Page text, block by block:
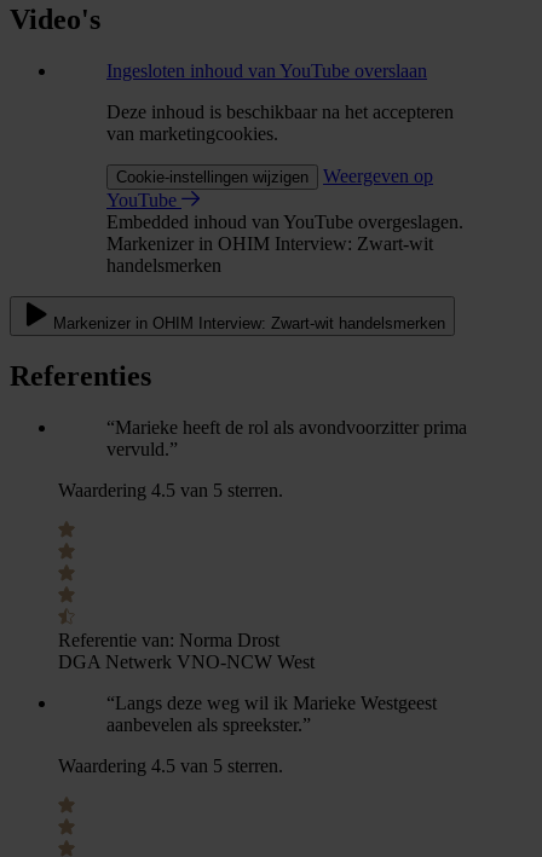
Video's
Ingesloten inhoud van YouTube overslaan
Deze inhoud is beschikbaar na het accepteren
van marketingcookies.
Cookie-instellingen wijzigen
Weergeven op
YouTube
Embedded inhoud van YouTube overgeslagen.
Markenizer in OHIM Interview: Zwart-wit
handelsmerken
Markenizer in OHIM Interview: Zwart-wit handelsmerken
Referenties
“Marieke heeft de rol als avondvoorzitter prima
vervuld.”
Waardering 4.5 van 5 sterren.
Referentie van: Norma Drost
DGA Netwerk VNO-NCW West
“Langs deze weg wil ik Marieke Westgeest
aanbevelen als spreekster.”
Waardering 4.5 van 5 sterren.